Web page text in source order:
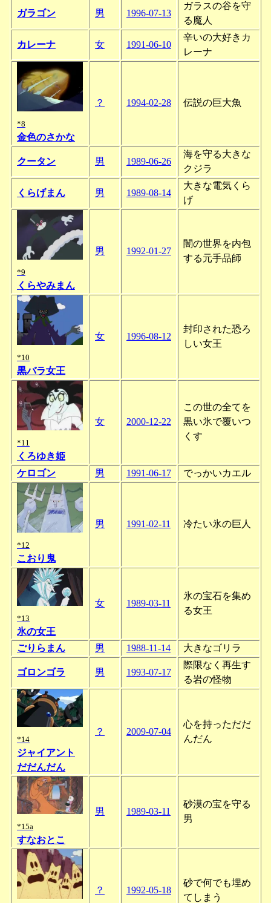
ガラゴン 男 1996-07-13
ガラスの谷を守
る魔人
カレーナ 女 1991-06-10
辛いの大好きカ
レーナ
*8
金色のさかな
？ 1994-02-28 伝説の巨大魚
クータン 男 1989-06-26
海を守る大きな
クジラ
くらげまん 男 1989-08-14
大きな電気くら
げ
*9
くらやみまん
男 1992-01-27
闇の世界を内包
する元手品師
*10
黒バラ女王
女 1996-08-12
封印された恐ろ
しい女王
*11
くろゆき姫
女 2000-12-22
この世の全てを
黒い氷で覆いつ
くす
ケロゴン 男 1991-06-17 でっかいカエル
*12
こおり鬼
男 1991-02-11 冷たい氷の巨人
*13
氷の女王
女 1989-03-11
氷の宝石を集め
る女王
ごりらまん 男 1988-11-14 大きなゴリラ
ゴロンゴラ 男 1993-07-17
際限なく再生す
る岩の怪物
*14
ジャイアント
だだんだん
？ 2009-07-04
心を持っただだ
んだん
*15a
すなおとこ
男 1989-03-11
砂漠の宝を守る
男
？ 1992-05-18
砂で何でも埋め
てしまう